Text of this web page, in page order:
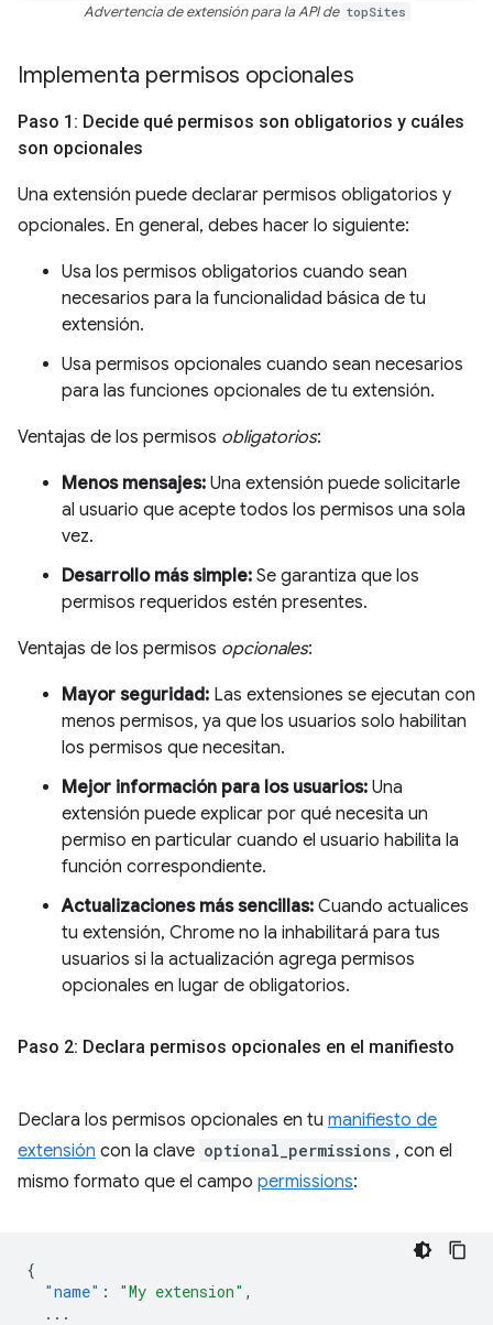
Advertencia de extensión para la API de topSites
Implementa permisos opcionales
Paso 1: Decide qué permisos son obligatorios y cuáles
son opcionales
Una extensión puede declarar permisos obligatorios y
opcionales. En general, debes hacer lo siguiente:
Usa los permisos obligatorios cuando sean
necesarios para la funcionalidad básica de tu
extensión.
Usa permisos opcionales cuando sean necesarios
para las funciones opcionales de tu extensión.
Ventajas de los permisos obligatorios:
Menos mensajes: Una extensión puede solicitarle
al usuario que acepte todos los permisos una sola
vez.
Desarrollo más simple: Se garantiza que los
permisos requeridos estén presentes.
Ventajas de los permisos opcionales:
Mayor seguridad: Las extensiones se ejecutan con
menos permisos, ya que los usuarios solo habilitan
los permisos que necesitan.
Mejor información para los usuarios: Una
extensión puede explicar por qué necesita un
permiso en particular cuando el usuario habilita la
función correspondiente.
Actualizaciones más sencillas: Cuando actualices
tu extensión, Chrome no la inhabilitará para tus
usuarios si la actualización agrega permisos
opcionales en lugar de obligatorios.
Paso 2: Declara permisos opcionales en el manifiesto
Declara los permisos opcionales en tu manifiesto de
extensión con la clave optional_permissions , con el
mismo formato que el campo permissions:
{
"name" : "My extension" ,
...